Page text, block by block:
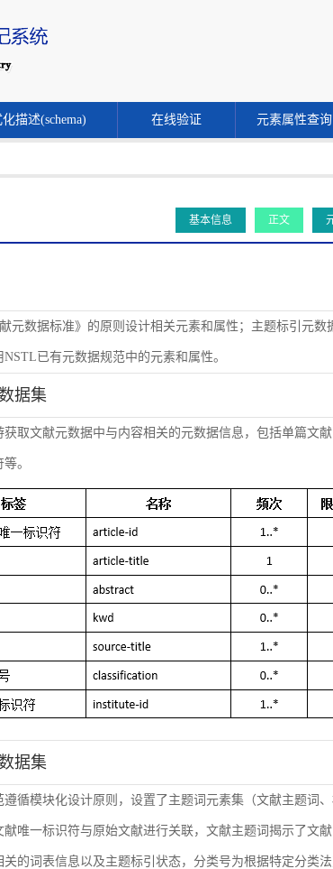
描述(schema) 在线验证 元素属性查询
基本信息 正文
元数据标准》的原则设计相关元素和属性；主题标引元
已有元数据规范中的元素和属性。
据集
获取文献元数据中与内容相关的元数据信息，包括单篇文
。
据集
遵循模块化设计原则，设置了主题词元素集（文献主题词
唯一标识符与原始文献进行关联，文献主题词揭示了文
的词表信息以及主题标引状态，分类号为根据特定分类